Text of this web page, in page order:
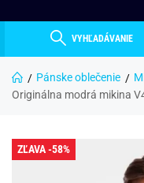
VYHĽADÁVANIE
Pánske oblečenie
Originálna modrá mikina
ZĽAVA -58%